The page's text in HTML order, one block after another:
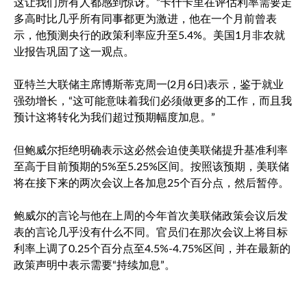
这让我们所有人都感到惊讶。”卡什卡里在评估利率需要走
多高时比几乎所有同事都更为激进，他在一个月前曾表
示，他预测央行的政策利率应升至5.4%。美国1月非农就
业报告巩固了这一观点。
亚特兰大联储主席博斯蒂克周一(2月6日)表示，鉴于就业
强劲增长，“这可能意味着我们必须做更多的工作，而且我
预计这将转化为我们超过预期幅度加息。”
但鲍威尔拒绝明确表示这必然会迫使美联储提升基准利率
至高于目前预期的5%至5.25%区间。按照该预期，美联储
将在接下来的两次会议上各加息25个百分点，然后暂停。
鲍威尔的言论与他在上周的今年首次美联储政策会议后发
表的言论几乎没有什么不同。官员们在那次会议上将目标
利率上调了0.25个百分点至4.5%-4.75%区间，并在最新的
政策声明中表示需要“持续加息”。